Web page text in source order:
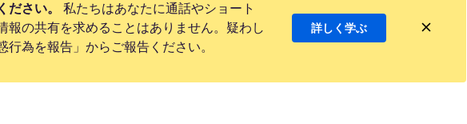
さい。
私たちはあなたに通話やショート
報の共有を求めることはありません。疑わし
行為を報告」からご報告ください。
詳しく学ぶ